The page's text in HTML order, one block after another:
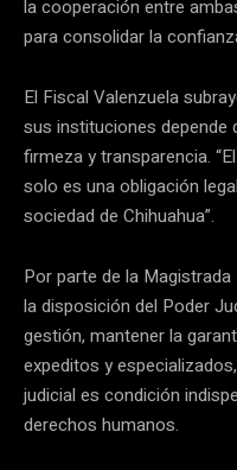
la cooperación entre
para consolidar la
El Fiscal Valenzuela
sus instituciones depende
firmeza y transparencia.
solo es una obligación
sociedad de Chihuahua”.
Por parte de la
la disposición del Poder
gestión, mantener la
expeditos y
judicial es condición
derechos humanos.